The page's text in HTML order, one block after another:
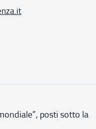
posti sotto la